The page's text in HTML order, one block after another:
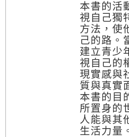
本書的活
視自己獨
方法，使
己的路。
建立青少
視自己的
現實感與
質與真實
本書的目
所置身的
人能與其
生活力量